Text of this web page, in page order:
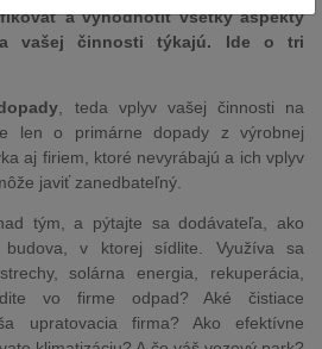
a vyhodnotiť všetky aspekty
vašej činnosti týkajú. Ide o tri
, teda vplyv vašej činnosti na
len o primárne dopady z výrobnej
aj firiem, ktoré nevyrábajú a ich vplyv
javiť zanedbateľný.
tým, a pýtajte sa dodávateľa, ako
v ktorej sídlite. Využíva sa
solárna energia, rekuperácia,
vo firme odpad? Aké čistiace
upratovacia firma? Ako efektívne